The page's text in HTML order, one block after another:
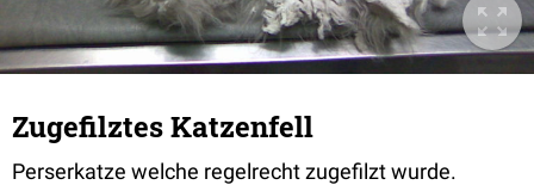
Zugefilztes Katzenfell
Perserkatze welche regelrecht zugefilzt wurde.